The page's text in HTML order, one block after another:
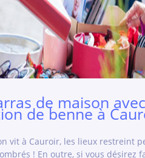
de maison avec
de benne à
vit à Cauroir, les lieux restreint
! En outre, si vous désirez